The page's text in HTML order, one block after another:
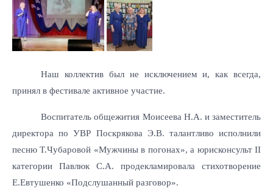
Наш коллектив был не исключением и, как всегда,
принял в фестивале активное участие.
Воспитатель общежития Моисеева Н.А. и заместитель
директора по УВР Поскрякова Э.В. талантливо исполнили
песню Т.Чубаровой «Мужчины в погонах», а юрисконсульт II
категории Павлюк С.А. продекламировала стихотворение
Е.Евтушенко «Подслушанный разговор».